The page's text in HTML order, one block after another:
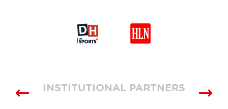
INSTITUTIONAL PARTNERS